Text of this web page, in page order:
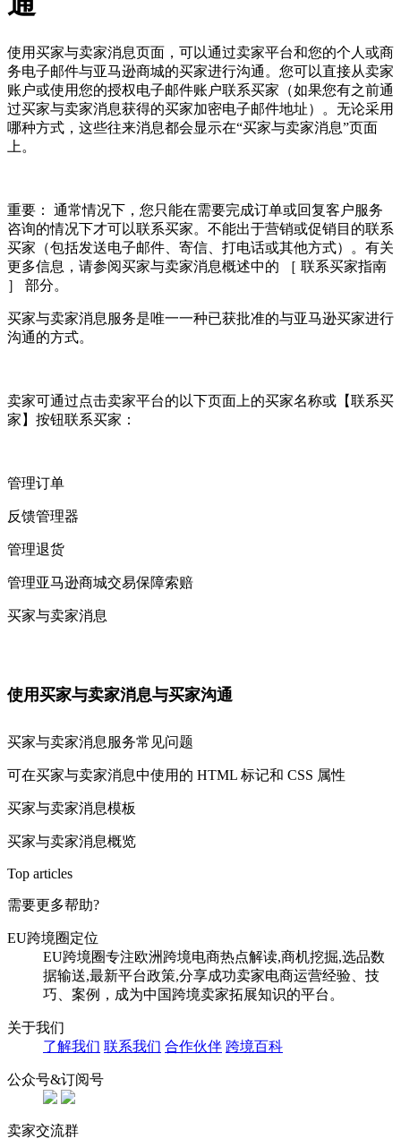
使用买家与卖家消息页面，可以通过卖家平台和您的个人或商
务电子邮件与亚马逊商城的买家进行沟通。您可以直接从卖家
账户或使用您的授权电子邮件账户联系买家（如果您有之前通
过买家与卖家消息获得的买家加密电子邮件地址）。无论采用
哪种方式，这些往来消息都会显示在“买家与卖家消息”页面
上。
重要： 通常情况下，您只能在需要完成订单或回复客户服务
咨询的情况下才可以联系买家。不能出于营销或促销目的联系
买家（包括发送电子邮件、寄信、打电话或其他方式）。有关
更多信息，请参阅买家与卖家消息概述中的 ［ 联系买家指南
］ 部分。
买家与卖家消息服务是唯一一种已获批准的与亚马逊买家进行
沟通的方式。
卖家可通过点击卖家平台的以下页面上的买家名称或【联系买
家】按钮联系买家：
管理订单
反馈管理器
管理退货
管理亚马逊商城交易保障索赔
买家与卖家消息
使用买家与卖家消息与买家沟通
买家与卖家消息服务常见问题
可在买家与卖家消息中使用的 HTML 标记和 CSS 属性
买家与卖家消息模板
买家与卖家消息概览
Top articles
需要更多帮助?
EU跨境圈定位
EU跨境圈专注欧洲跨境电商热点解读,商机挖掘,选品数
据输送,最新平台政策,分享成功卖家电商运营经验、技
巧、案例，成为中国跨境卖家拓展知识的平台。
关于我们
了解我们 联系我们 合作伙伴 跨境百科
公众号&订阅号
卖家交流群